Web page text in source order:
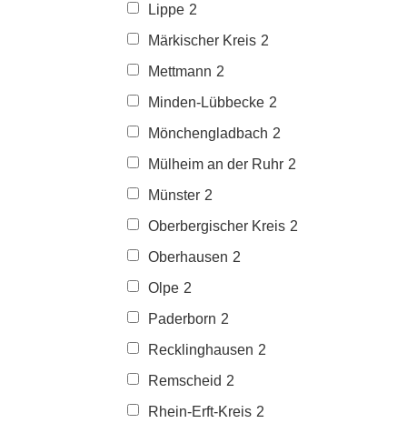
Lippe 2
Märkischer Kreis 2
Mettmann 2
Minden-Lübbecke 2
Mönchengladbach 2
Mülheim an der Ruhr 2
Münster 2
Oberbergischer Kreis 2
Oberhausen 2
Olpe 2
Paderborn 2
Recklinghausen 2
Remscheid 2
Rhein-Erft-Kreis 2